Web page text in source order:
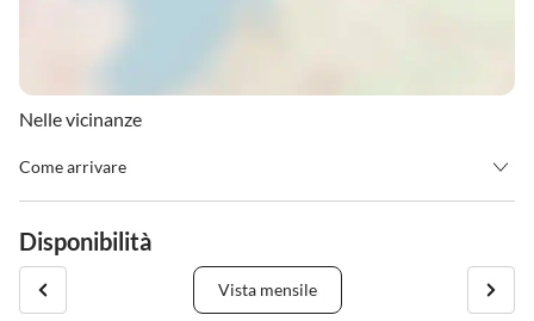
Nelle vicinanze
Come arrivare
Indicazioni stradali: Provenendo dal ponte autostradale di Bullay,
vai dritto all'incrocio verso Bergstraße, terza strada a destra - Am
Königsberg - ultima casa sul lato sinistro.
Disponibilità
Vista mensile